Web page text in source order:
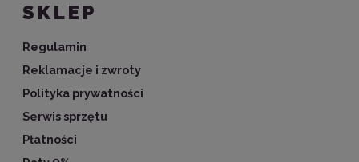
SKLEP
Regulamin
Reklamacje i zwroty
Polityka prywatności
Serwis sprzętu
Płatności